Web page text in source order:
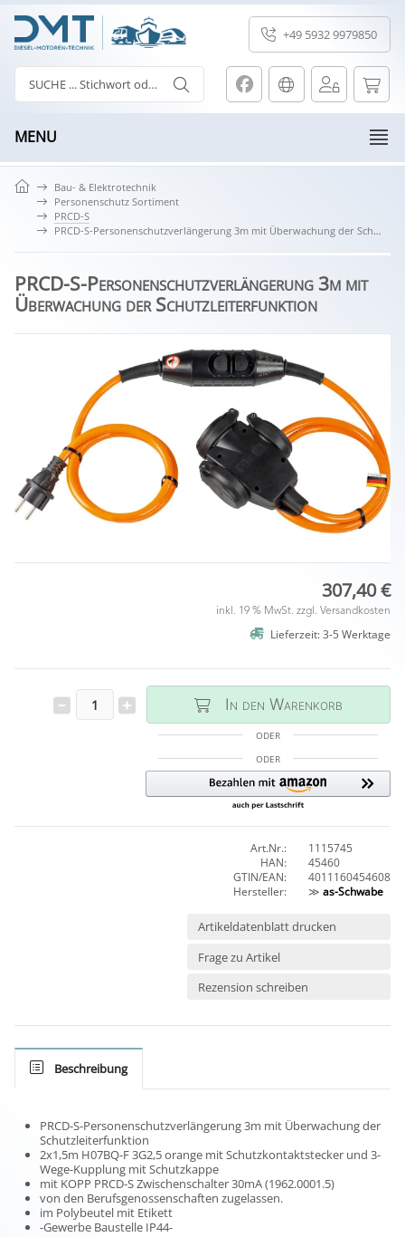
+49 5932 9979850
MENU
Bau- & Elektrotechnik
Personenschutz Sortiment
PRCD-S
PRCD-S-Personenschutzverlängerung 3m mit Überwachung der Schutzleiterfunktion
PRCD-S-Personenschutzverlängerung 3m mit
Überwachung der Schutzleiterfunktion
307,40 €
inkl. 19 % MwSt. zzgl. Versandkosten
Lieferzeit: 3-5 Werktage
In den Warenkorb
ODER
ODER
Art.Nr.:
1115745
HAN:
45460
GTIN/EAN:
4011160454608
Hersteller:
≫ as-Schwabe
Artikeldatenblatt drucken
Frage zu Artikel
Rezension schreiben
Beschreibung
PRCD-S-Personenschutzverlängerung 3m mit Überwachung der
Schutzleiterfunktion
2x1,5m H07BQ-F 3G2,5 orange mit Schutzkontaktstecker und 3-
Wege-Kupplung mit Schutzkappe
mit KOPP PRCD-S Zwischenschalter 30mA (1962.0001.5)
von den Berufsgenossenschaften zugelassen.
im Polybeutel mit Etikett
-Gewerbe Baustelle IP44-